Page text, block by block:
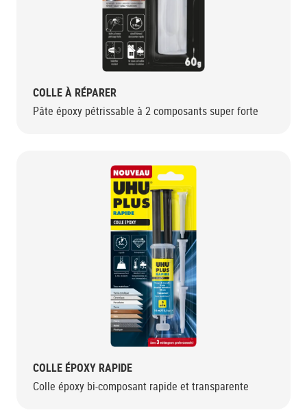
COLLE À RÉPARER
Pâte époxy pétrissable à 2 composants super forte
COLLE ÉPOXY RAPIDE
Colle époxy bi-composant rapide et transparente